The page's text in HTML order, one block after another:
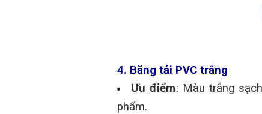
4. Băng tải PVC trắng
Ưu điểm: Màu trắng
phẩm.